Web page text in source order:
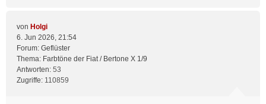
von Holgi
6. Jun 2026, 21:54
Forum: Geflüster
Thema: Farbtöne der Fiat / Bertone X 1/9
Antworten: 53
Zugriffe: 110859